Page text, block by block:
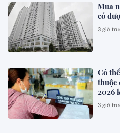
Mua
có
3 giờ
Có
thuộc
2026
3 giờ